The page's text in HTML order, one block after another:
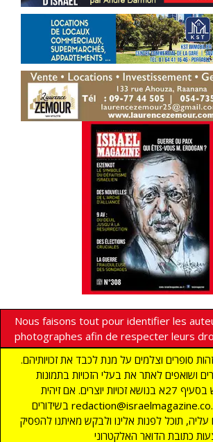
Nous faisons tout pour identifier les
photographes afin de respecter leurs
סופרים וצלמים על מנת לכבד את זכויותיהם.
ושואפים לאתר את בעלי הזכויות בתמונות
המגיעות אלינו כנדרש בסעיף 27א בנושא זכויות יוצרים. אם זיהית
בשידורים redaction@israelmagazine.co.il שלנו תמונה שאתה
עליה, תוכל לפנות אלינו ולבקש מאיתנו להפסיק
כתובת הדואר האלקטרוני